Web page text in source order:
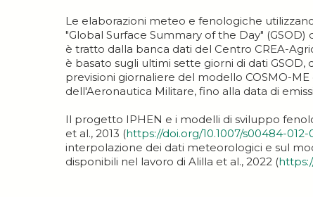
Le elaborazioni meteo e fenologiche
"Global Surface Summary of the Day"
è tratto dalla banca dati del Centro CREA-
è basato sugli ultimi sette giorni di dati
previsioni giornaliere del modello COSMO-
dell'Aeronautica Militare, fino alla data di
Il progetto IPHEN e i modelli di sviluppo
et al., 2013 (https://doi.org/10.1007/s00484-012-
interpolazione dei dati meteorologici e sul
disponibili nel lavoro di Alilla et al., 2022 (